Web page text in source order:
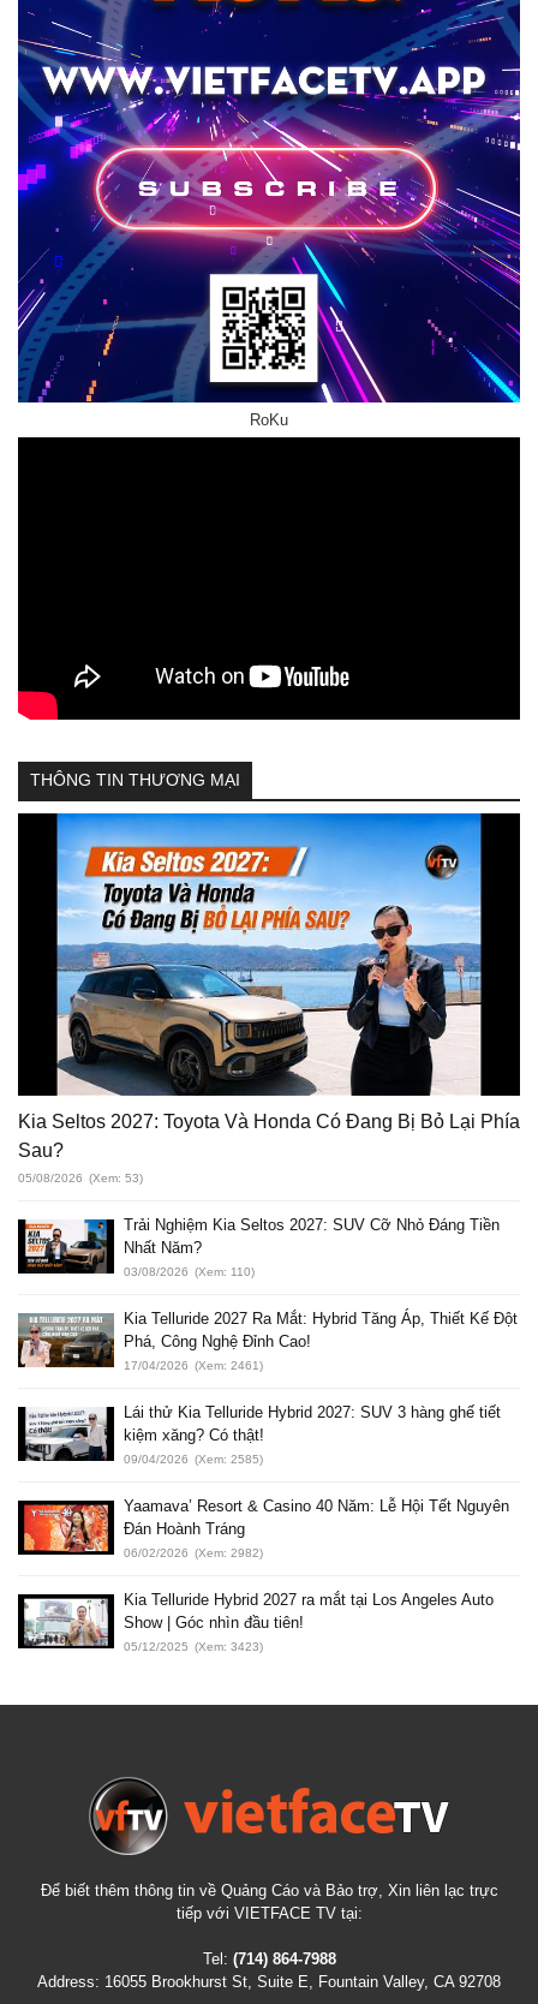
RoKu
THÔNG TIN THƯƠNG MẠI
Kia Seltos 2027: Toyota Và Honda Có Đang Bị Bỏ Lại Phía
Sau?
05/08/2026 (Xem: 53)
Trải Nghiệm Kia Seltos 2027: SUV Cỡ Nhỏ Đáng Tiền
Nhất Năm?
03/08/2026 (Xem: 110)
Kia Telluride 2027 Ra Mắt: Hybrid Tăng Áp, Thiết Kế Đột
Phá, Công Nghệ Đỉnh Cao!
17/04/2026 (Xem: 2461)
Lái thử Kia Telluride Hybrid 2027: SUV 3 hàng ghế tiết
kiệm xăng? Có thật!
09/04/2026 (Xem: 2585)
Yaamava’ Resort & Casino 40 Năm: Lễ Hội Tết Nguyên
Đán Hoành Tráng
06/02/2026 (Xem: 2982)
Kia Telluride Hybrid 2027 ra mắt tại Los Angeles Auto
Show | Góc nhìn đầu tiên!
05/12/2025 (Xem: 3423)
Để biết thêm thông tin về Quảng Cáo và Bảo trợ, Xin liên lạc trực
tiếp với VIETFACE TV tại:
Tel: (714) 864-7988
Address: 16055 Brookhurst St, Suite E, Fountain Valley, CA 92708